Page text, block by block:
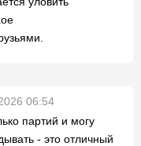
06:54
партий и могу
- это отличный